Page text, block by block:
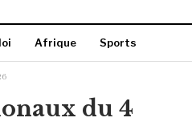
Afrique Sports
du 4